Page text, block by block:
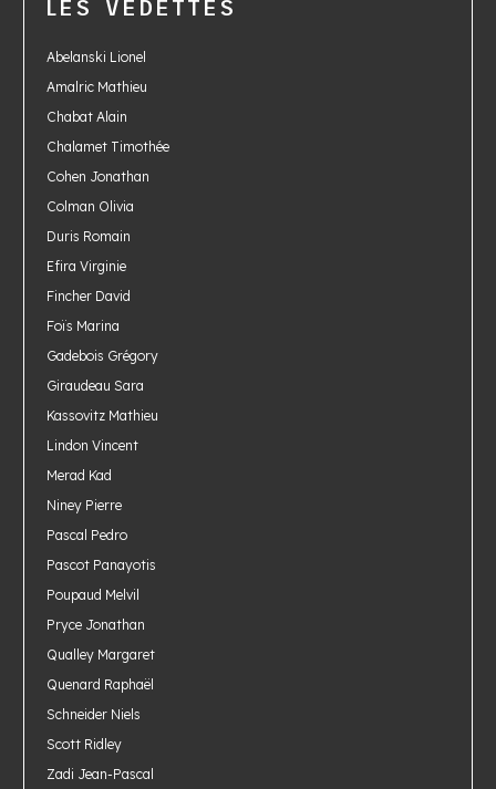
LES VEDETTES
Abelanski Lionel
Amalric Mathieu
Chabat Alain
Chalamet Timothée
Cohen Jonathan
Colman Olivia
Duris Romain
Efira Virginie
Fincher David
Foïs Marina
Gadebois Grégory
Giraudeau Sara
Kassovitz Mathieu
Lindon Vincent
Merad Kad
Niney Pierre
Pascal Pedro
Pascot Panayotis
Poupaud Melvil
Pryce Jonathan
Qualley Margaret
Quenard Raphaël
Schneider Niels
Scott Ridley
Zadi Jean-Pascal